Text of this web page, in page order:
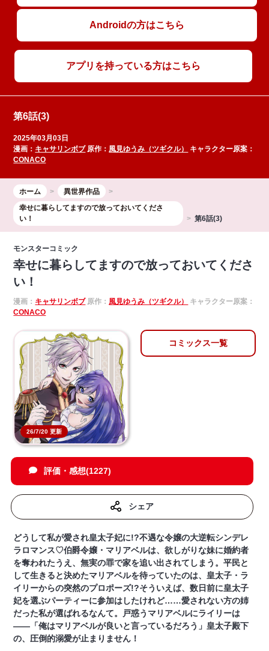
Androidの方はこちら
アプリを持っている方はこちら
第6話(3)
2025年03月03日
漫画： キャサリンボブ原作： 風見ゆうみ（ツギクル）
キャラクター原案：
CONACO
ホーム
異世界作品
幸せに暮らしてますので放っておいてくださ
い！
第6話(3)
モンスターコミック
幸せに暮らしてますので放っておいてくださ
い！
漫画： キャサリンボブ原作： 風見ゆうみ（ツギクル）
キャラクター原案：
CONACO
26/7/20 更新
コミックス一覧
評価・感想(1227)
シェア
どうして私が愛され皇太子妃に!?不遇な令嬢の大逆転シンデレ
ラロマンス♡伯爵令嬢・マリアベルは、欲しがりな妹に婚約者
を奪われたうえ、無実の罪で家を追い出されてしまう。平民と
して生きると決めたマリアベルを待っていたのは、皇太子・ラ
イリーからの突然のプロポーズ!?そういえば、数日前に皇太子
妃を選ぶパーティーに参加はしたけれど……愛されない方の姉
だった私が選ばれるなんて。戸惑うマリアベルにライリーは
――「俺はマリアベルが良いと言っているだろう」皇太子殿下
の、圧倒的溺愛が止まりません！